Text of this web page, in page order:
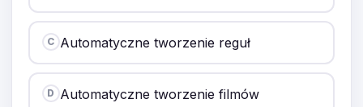
C Automatyczne tworzenie reguł
D Automatyczne tworzenie filmów